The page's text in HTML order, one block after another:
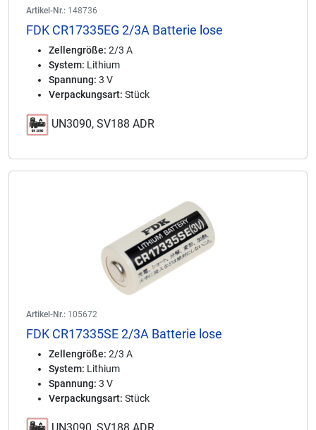
Artikel-Nr.: 148736
FDK CR17335EG 2/3A Batterie lose
Zellengröße: 2/3 A
System: Lithium
Spannung: 3 V
Verpackungsart: Stück
UN3090, SV188 ADR
Artikel-Nr.: 105672
FDK CR17335SE 2/3A Batterie lose
Zellengröße: 2/3 A
System: Lithium
Spannung: 3 V
Verpackungsart: Stück